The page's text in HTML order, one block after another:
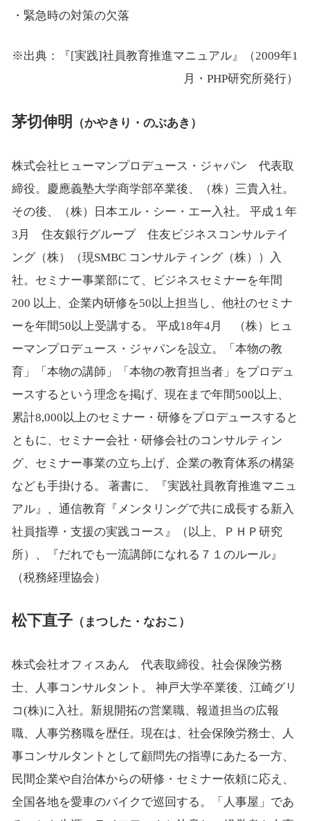
・緊急時の対策の欠落
※出典：『[実践]社員教育推進マニュアル』（2009年1
月・PHP研究所発行）
茅切伸明 （かやきり・のぶあき）
株式会社ヒューマンプロデュース・ジャパン 代表取
締役。慶應義塾大学商学部卒業後、（株）三貴入社。
その後、（株）日本エル・シー・エー入社。 平成１年
3月 住友銀行グループ 住友ビジネスコンサルテイ
ング（株）（現SMBC コンサルティング（株））入
社。セミナー事業部にて、ビジネスセミナーを年間
200 以上、企業内研修を50以上担当し、他社のセミナ
ーを年間50以上受講する。 平成18年4月 （株）ヒュ
ーマンプロデュース・ジャパンを設立。「本物の教
育」「本物の講師」「本物の教育担当者」をプロデュ
ースするという理念を掲げ、現在まで年間500以上、
累計8,000以上のセミナー・研修をプロデュースすると
ともに、セミナー会社・研修会社のコンサルティン
グ、セミナー事業の立ち上げ、企業の教育体系の構築
なども手掛ける。 著書に、『実践社員教育推進マニュ
アル』、通信教育『メンタリングで共に成長する新入
社員指導・支援の実践コース』（以上、ＰＨＰ研究
所）、『だれでも一流講師になれる７１のルール』
（税務経理協会）
松下直子（まつした・なおこ）
株式会社オフィスあん 代表取締役。社会保険労務
士、人事コンサルタント。 神戸大学卒業後、江崎グリ
コ(株)に入社。新規開拓の営業職、報道担当の広報
職、人事労務職を歴任。現在は、社会保険労務士、人
事コンサルタントとして顧問先の指導にあたる一方、
民間企業や自治体からの研修・セミナー依頼に応え、
全国各地を愛車のバイクで巡回する。「人事屋」であ